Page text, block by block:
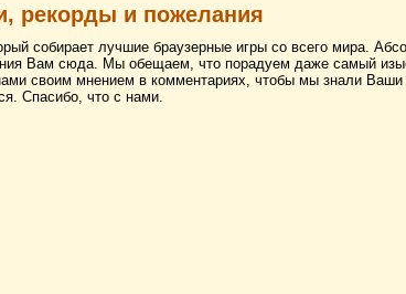
рекорды и пожелания
собирает лучшие браузерные игры со всего мира.
Вам сюда. Мы обещаем, что порадуем даже самый
своим мнением в комментариях, чтобы мы знали Ваши
Спасибо, что с нами.